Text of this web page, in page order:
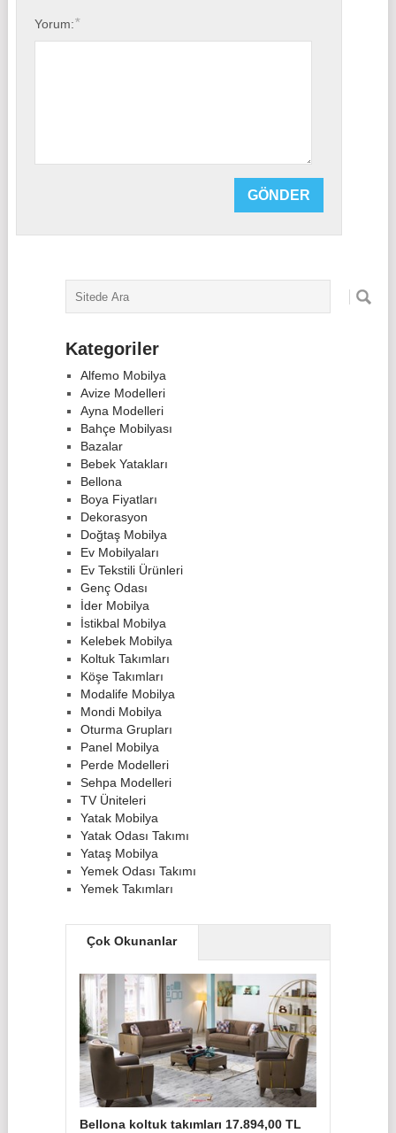
Yorum:*
Kategoriler
Alfemo Mobilya
Avize Modelleri
Ayna Modelleri
Bahçe Mobilyası
Bazalar
Bebek Yatakları
Bellona
Boya Fiyatları
Dekorasyon
Doğtaş Mobilya
Ev Mobilyaları
Ev Tekstili Ürünleri
Genç Odası
İder Mobilya
İstikbal Mobilya
Kelebek Mobilya
Koltuk Takımları
Köşe Takımları
Modalife Mobilya
Mondi Mobilya
Oturma Grupları
Panel Mobilya
Perde Modelleri
Sehpa Modelleri
TV Üniteleri
Yatak Mobilya
Yatak Odası Takımı
Yataş Mobilya
Yemek Odası Takımı
Yemek Takımları
Çok Okunanlar
Bellona koltuk takımları 17.894,00 TL